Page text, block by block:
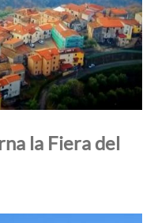
la Fiera del